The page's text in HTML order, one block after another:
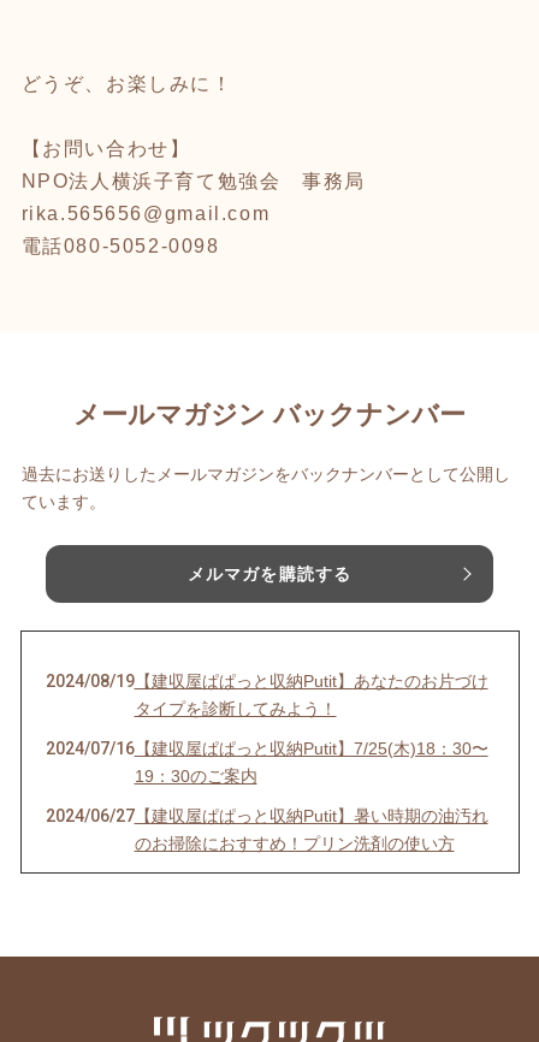
どうぞ、お楽しみに！
【お問い合わせ】
NPO法人横浜子育て勉強会 事務局
rika.565656@gmail.com
電話080-5052-0098
メールマガジン バックナンバー
過去にお送りしたメールマガジンをバックナンバーとして公開し
ています。
メルマガを購読する
2024/08/19【建収屋ぱぱっと収納Putit】あなたのお片づけ
タイプを診断してみよう！
2024/07/16【建収屋ぱぱっと収納Putit】7/25(木)18：30〜
19：30のご案内
2024/06/27【建収屋ぱぱっと収納Putit】暑い時期の油汚れ
のお掃除におすすめ！プリン洗剤の使い方